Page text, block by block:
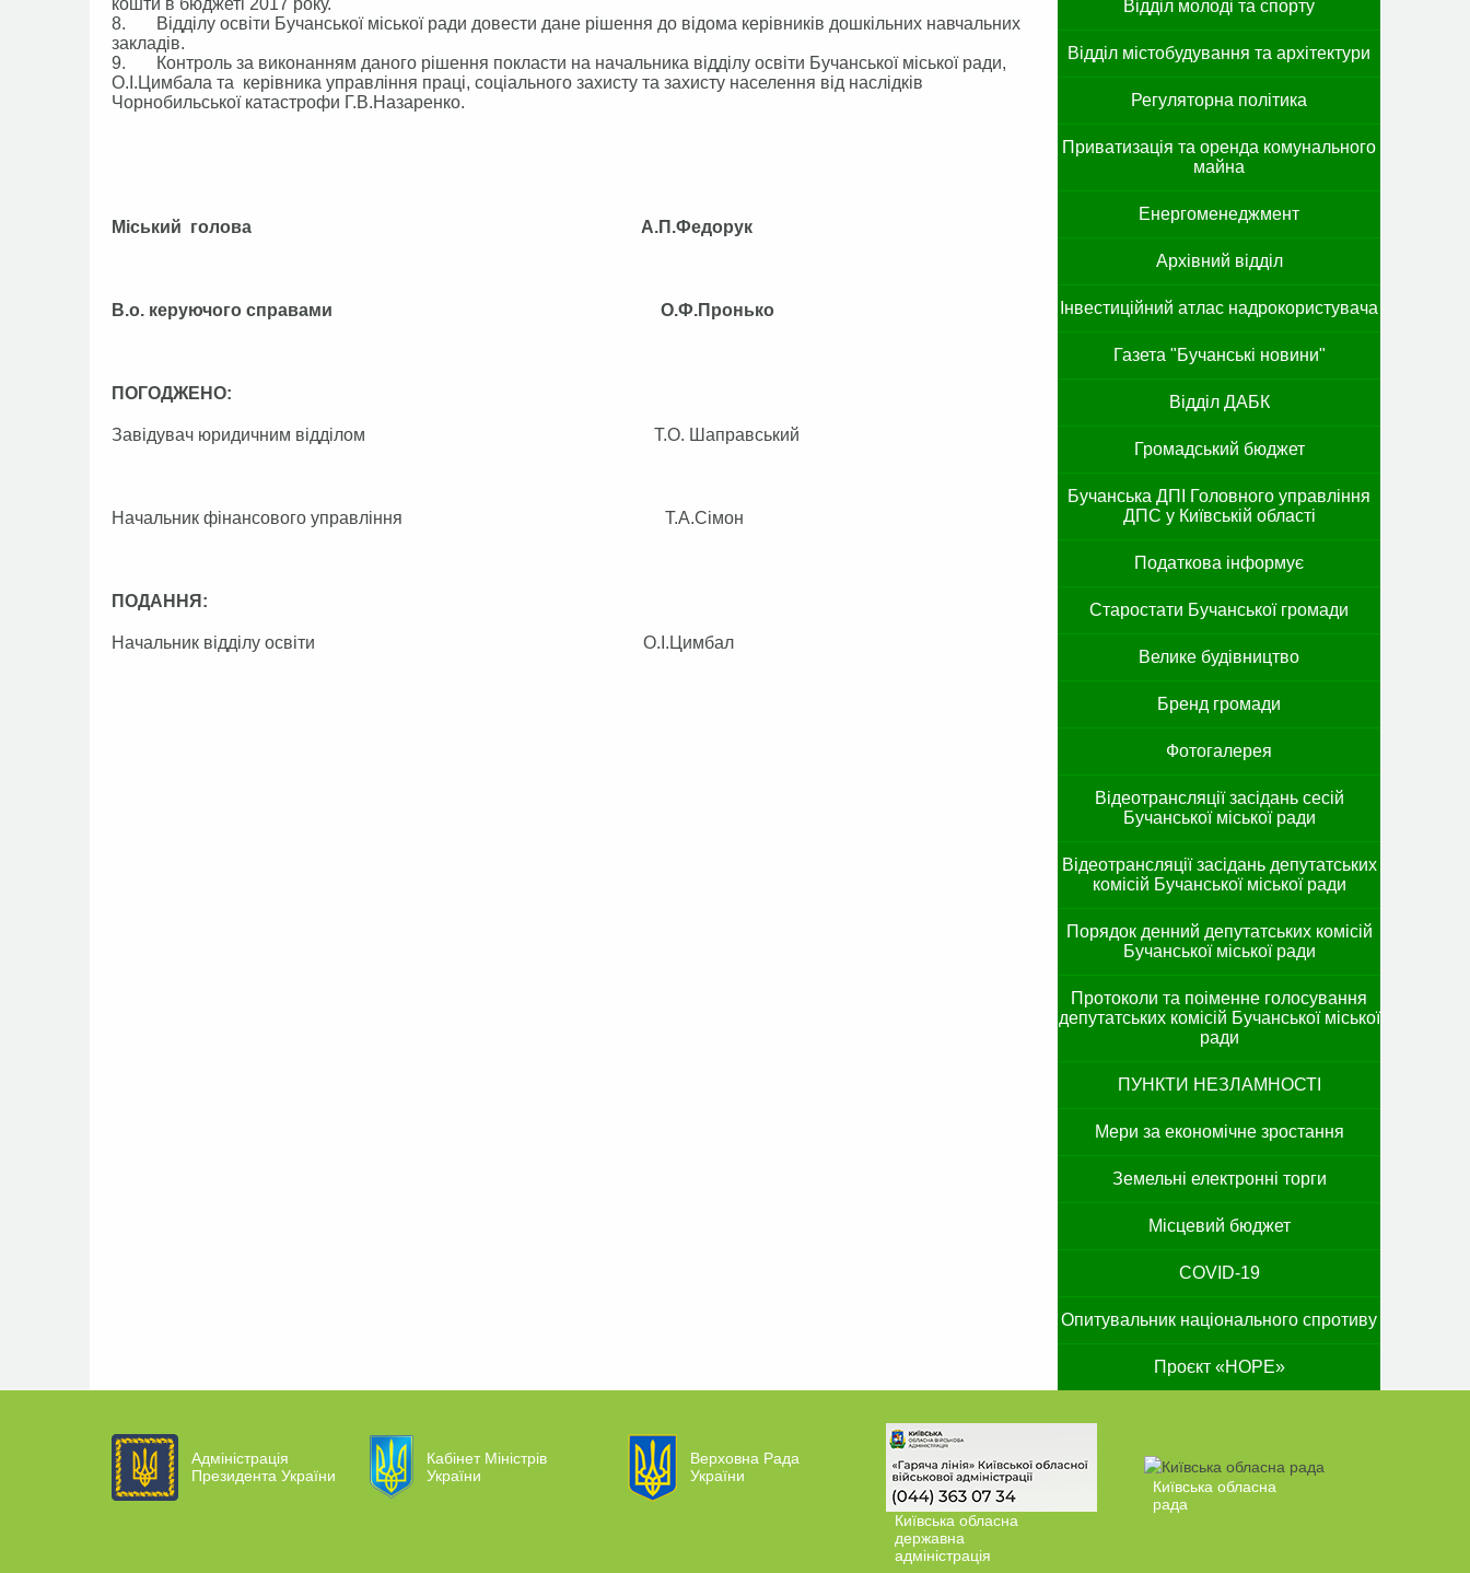
кошти в бюджеті 2017 року.
8. Відділу освіти Бучанської міської ради довести дане рішення до відома керівників дошкільних навчальних
закладів.
9. Контроль за виконанням даного рішення покласти на начальника відділу освіти Бучанської міської ради,
О.І.Цимбала та керівника управління праці, соціального захисту та захисту населення від наслідків
Чорнобильської катастрофи Г.В.Назаренко.
Міський голова А.П.Федорук
В.о. керуючого справами О.Ф.Пронько
ПОГОДЖЕНО:
Завідувач юридичним відділом Т.О. Шаправський
Начальник фінансового управління Т.А.Сімон
ПОДАННЯ:
Начальник відділу освіти О.І.Цимбал
Відділ молоді та спорту
Відділ містобудування та архітектури
Регуляторна політика
Приватизація та оренда комунального
майна
Енергоменеджмент
Архівний відділ
Інвестиційний атлас надрокористувача
Газета "Бучанські новини"
Відділ ДАБК
Громадський бюджет
Бучанська ДПІ Головного управління
ДПС у Київській області
Податкова інформує
Старостати Бучанської громади
Велике будівництво
Бренд громади
Фотогалерея
Відеотрансляції засідань сесій
Бучанської міської ради
Відеотрансляції засідань депутатських
комісій Бучанської міської ради
Порядок денний депутатських комісій
Бучанської міської ради
Протоколи та поіменне голосування
депутатських комісій Бучанської міської
ради
ПУНКТИ НЕЗЛАМНОСТІ
Мери за економічне зростання
Земельні електронні торги
Місцевий бюджет
COVID-19
Опитувальник національного спротиву
Проєкт «HOPE»
Адміністрація
Президента України
Кабінет Міністрів
України
Верховна Рада
України
Київська обласна
державна
адміністрація
Київська обласна
рада